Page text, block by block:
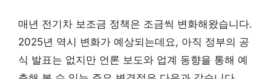
매년 전기차 보조금 정책은 조금씩 변화해왔습니다.
2025년 역시 변화가 예상되는데요, 아직 정부의 공
식 발표는 없지만 언론 보도와 업계 동향을 통해 예